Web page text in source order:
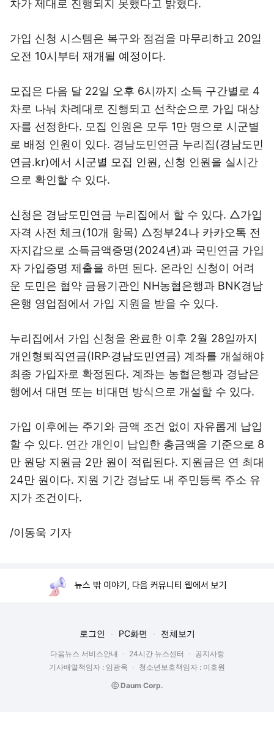
차가 제대로 진행되지 못했다고 밝혔다.
가입 신청 시스템은 복구와 점검을 마무리하고 20일
오전 10시부터 재개될 예정이다.
모집은 다음 달 22일 오후 6시까지 소득 구간별로 4
차로 나눠 차례대로 진행되고 선착순으로 가입 대상
자를 선정한다. 모집 인원은 모두 1만 명으로 시군별
로 배정 인원이 있다. 경남도민연금 누리집(경남도민
연금.kr)에서 시군별 모집 인원, 신청 인원을 실시간
으로 확인할 수 있다.
신청은 경남도민연금 누리집에서 할 수 있다. △가입
자격 사전 체크(10개 항목) △정부24나 카카오톡 전
자지갑으로 소득금액증명(2024년)과 국민연금 가입
자 가입증명 제출을 하면 된다. 온라인 신청이 어려
운 도민은 협약 금융기관인 NH농협은행과 BNK경남
은행 영업점에서 가입 지원을 받을 수 있다.
누리집에서 가입 신청을 완료한 이후 2월 28일까지
개인형퇴직연금(IRP·경남도민연금) 계좌를 개설해야
최종 가입자로 확정된다. 계좌는 농협은행과 경남은
행에서 대면 또는 비대면 방식으로 개설할 수 있다.
가입 이후에는 주기와 금액 조건 없이 자유롭게 납입
할 수 있다. 연간 개인이 납입한 총금액을 기준으로 8
만 원당 지원금 2만 원이 적립된다. 지원금은 연 최대
24만 원이다. 지원 기간 경남도 내 주민등록 주소 유
지가 조건이다.
/이동욱 기자
뉴스 밖 이야기, 다음 커뮤니티 웹에서 보기
로그인 PC화면 전체보기
다음뉴스 서비스안내 24시간 뉴스센터
공지사항
기사배열책임자 : 임광욱
청소년보호책임자 : 이호원
ⓒ Daum Corp.